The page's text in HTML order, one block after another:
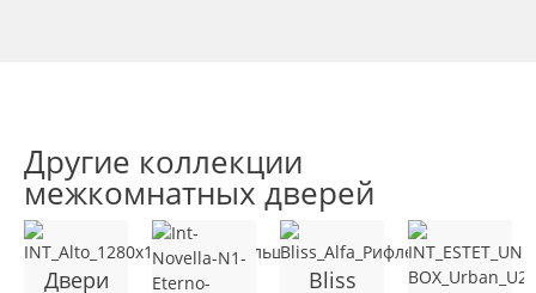
Другие коллекции
межкомнатных дверей
Двери
Bliss